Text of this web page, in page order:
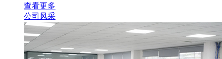
查看更多
公司风采